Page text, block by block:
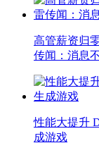
高管薪资归
传闻：消息
性能大提升
成游戏